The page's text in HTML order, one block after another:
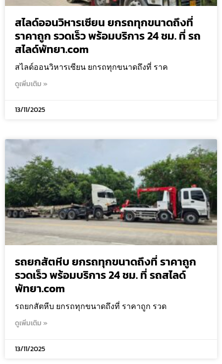
สไลด์ออนวิหารเซียน ยกรถทุกขนาดถึงที่
ราคาถูก รวดเร็ว พร้อมบริการ 24 ชม. ที่ รถ
สไลด์พัทยา.com
สไลด์ออนวิหารเซียน ยกรถทุกขนาดถึงที่ ราค
ดูเพิ่มเติม »
13/11/2025
รถยกสัตหีบ ยกรถทุกขนาดถึงที่ ราคาถูก
รวดเร็ว พร้อมบริการ 24 ชม. ที่ รถสไลด์
พัทยา.com
รถยกสัตหีบ ยกรถทุกขนาดถึงที่ ราคาถูก รวด
ดูเพิ่มเติม »
13/11/2025